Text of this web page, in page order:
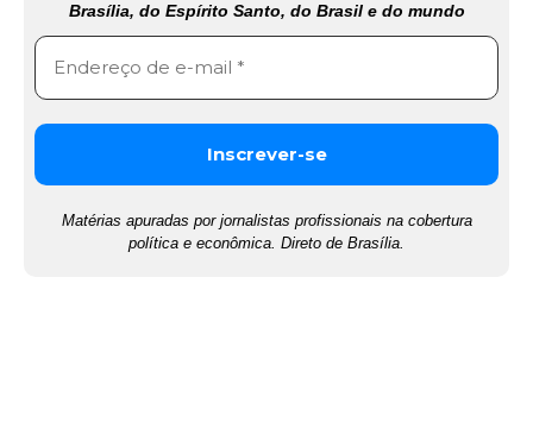
Brasília, do Espírito Santo, do Brasil e do mundo
Matérias apuradas por jornalistas profissionais na cobertura
política e econômica. Direto de Brasília.